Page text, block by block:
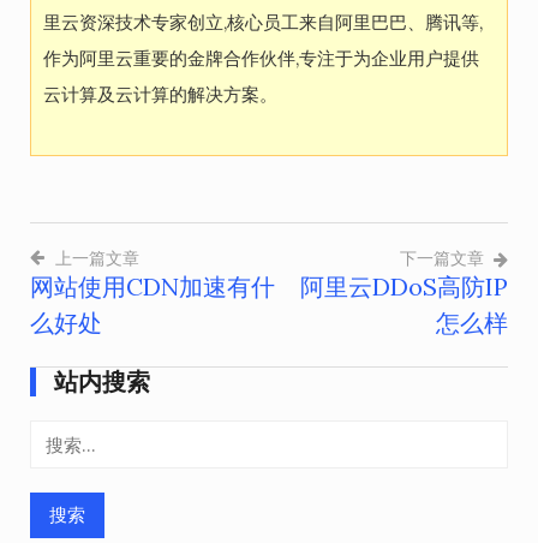
里云资深技术专家创立,核心员工来自阿里巴巴、腾讯等,
作为阿里云重要的金牌合作伙伴,专注于为企业用户提供
云计算及云计算的解决方案。
文
章
导
航
上一篇文章
网站使用CDN加速有什
么好处
下一篇文章
阿里云DDoS高防IP
怎么样
站内搜索